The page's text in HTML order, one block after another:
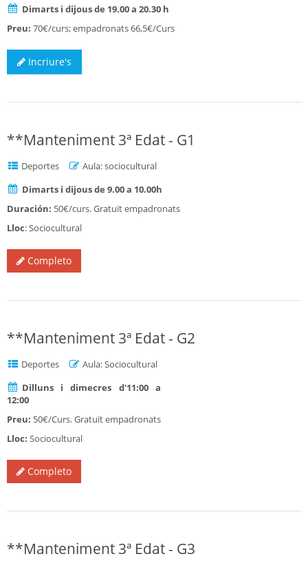
Dimarts i dijous de 19.00 a 20.30 h
Preu: 70€/curs; empadronats 66,5€/Curs
Incriure's
**Manteniment 3ª Edat - G1
Deportes
Aula: sociocultural
Dimarts i dijous de 9.00 a 10.00h
Duración: 50€/curs. Gratuït empadronats
Lloc: Sociocultural
Completo
**Manteniment 3ª Edat - G2
Deportes
Aula: Sociocultural
Dilluns i dimecres d'11:00 a
12:00
Preu: 50€/Curs. Gratuït empadronats
Lloc: Sociocultural
Completo
**Manteniment 3ª Edat - G3